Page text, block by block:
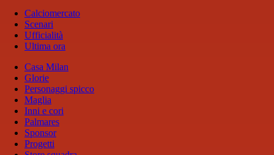
Calciomercato
Scenari
Ufficialità
Ultima ora
Casa Milan
Glorie
Personaggi spicco
Maglia
Inni e cori
Palmares
Sponsor
Progetti